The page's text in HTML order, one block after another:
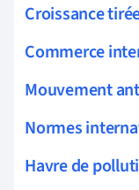
Croissance
Commerce
Mouvement
Normes
Havre de